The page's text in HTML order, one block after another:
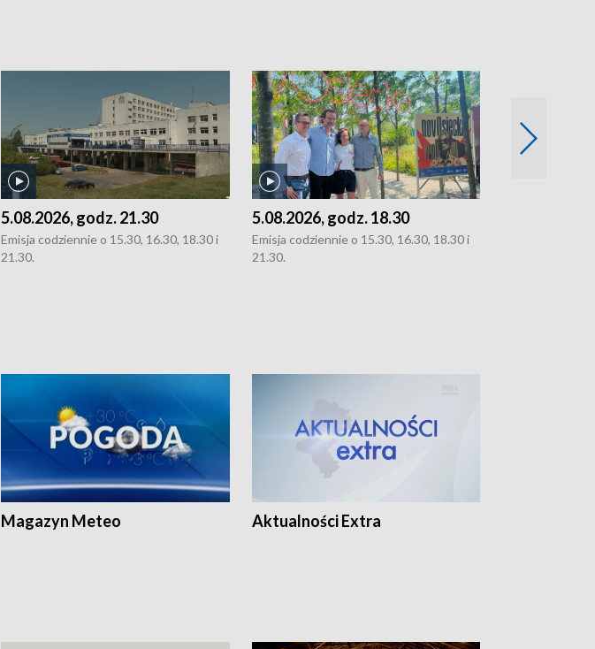
5.08.2026, godz. 21.30
Emisja codziennie o 15.30, 16.30, 18.30 i
21.30.
5.08.2026, godz. 18.30
Emisja codziennie o 15.30, 16.30, 18.30 i
21.30.
Magazyn Meteo Aktualności Extra